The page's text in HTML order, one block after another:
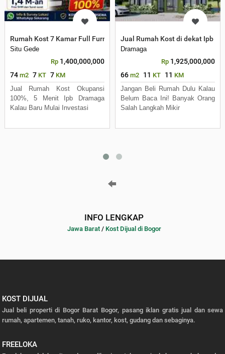
Rumah Kost 7 Kamar Full Furnished Full Terisi dekat IPB Bogor
Situ Gede
Rp 1,400,000,000
74 m2 7 KT 7 KM
Jual Rumah Kost Okupansi
100%, 5 Menit Ipb Dramaga
Kalau Baru Mulai Investasi
Jual Rumah Kost di dekat Ipb
Dramaga
Rp 1,925,000,000
66 m2 11 KT 11 KM
Jangan Beli Rumah Dulu Kalau
Belum Baca Ini! Banyak Orang
Salah Langkah Mikir
INFO LENGKAP
Jawa Barat/ Kost Dijual di Bogor
KOST DIJUAL
Jual beli properti di Bogor Barat Bogor, pasang iklan gratis jual dan sewa
rumah, apartemen, tanah, ruko, kantor, kost, gudang dan sebaginya.
FREELOKA